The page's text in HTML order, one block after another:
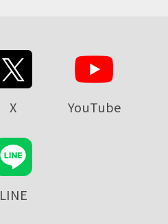
X YouTube
LINE